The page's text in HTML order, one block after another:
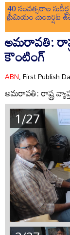
40 సంవత్సరాల
ప్రీమియం మెంబర్షిప్
అమరావతి:
కౌంటింగ్
ABN, First Publish
అమరావతి: రాష్ట్ర
1/27